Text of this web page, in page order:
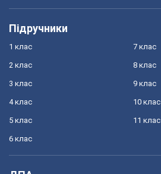
Підручники
1 клас
2 клас
3 клас
4 клас
5 клас
6 клас
7 клас
8 клас
9 клас
10 клас
11 клас